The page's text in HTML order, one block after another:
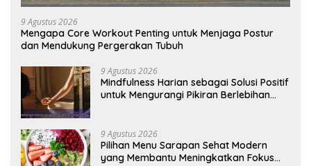
9 Agustus 2026
Mengapa Core Workout Penting untuk Menjaga Postur
dan Mendukung Pergerakan Tubuh
9 Agustus 2026
Mindfulness Harian sebagai Solusi Positif
untuk Mengurangi Pikiran Berlebihan
9 Agustus 2026
Pilihan Menu Sarapan Sehat Modern
yang Membantu Meningkatkan Fokus